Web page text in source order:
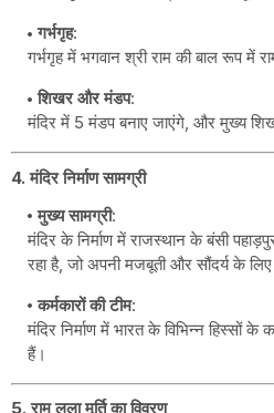
गर्भगृह:
गर्भगृह में भगवान श्री राम की बाल रूप में
शिखर और मंडप:
मंदिर में 5 मंडप बनाए जाएंगे, और मुख्य शिखर
4. मंदिर निर्माण सामग्री
मुख्य सामग्री:
मंदिर के निर्माण में राजस्थान के बंसी
रहा है, जो अपनी मजबूती और सौंदर्य के लिए
कर्मकारों की टीम:
मंदिर निर्माण में भारत के विभिन्न हिस्सों के
हैं।
5. राम लला मूर्ति का विवरण